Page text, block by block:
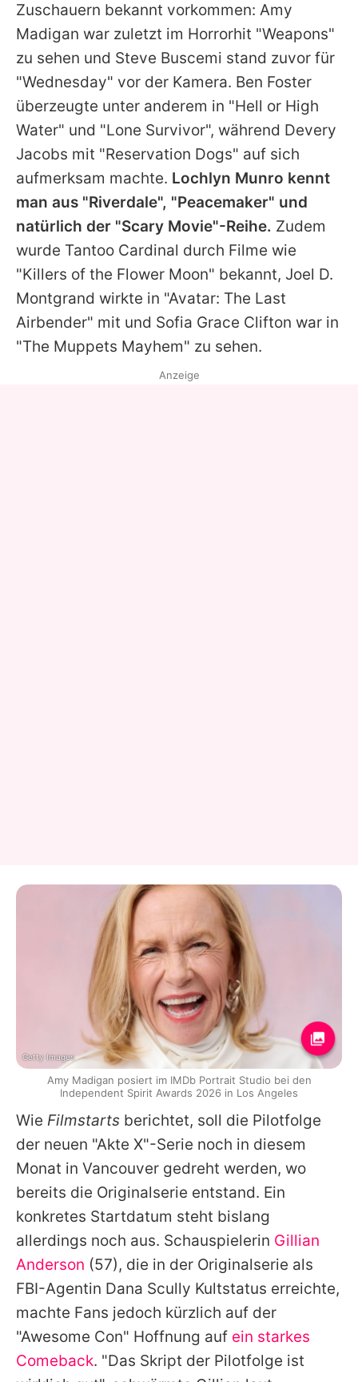
Zuschauern bekannt vorkommen: Amy
Madigan war zuletzt im Horrorhit "Weapons"
zu sehen und Steve Buscemi stand zuvor für
"Wednesday" vor der Kamera. Ben Foster
überzeugte unter anderem in "Hell or High
Water" und "Lone Survivor", während Devery
Jacobs mit "Reservation Dogs" auf sich
aufmerksam machte. Lochlyn Munro kennt
man aus "Riverdale", "Peacemaker" und
natürlich der "Scary Movie"-Reihe. Zudem
wurde Tantoo Cardinal durch Filme wie
"Killers of the Flower Moon" bekannt, Joel D.
Montgrand wirkte in "Avatar: The Last
Airbender" mit und Sofia Grace Clifton war in
"The Muppets Mayhem" zu sehen.
Wie Filmstarts berichtet, soll die Pilotfolge
der neuen "Akte X"-Serie noch in diesem
Monat in Vancouver gedreht werden, wo
bereits die Originalserie entstand. Ein
konkretes Startdatum steht bislang
allerdings noch aus. Schauspielerin Gillian
Anderson (57), die in der Originalserie als
FBI-Agentin Dana Scully Kultstatus erreichte,
machte Fans jedoch kürzlich auf der
"Awesome Con" Hoffnung auf ein starkes
Comeback. "Das Skript der Pilotfolge ist
Anzeige
Getty Images
Amy Madigan posiert im IMDb Portrait Studio bei den
Independent Spirit Awards 2026 in Los Angeles